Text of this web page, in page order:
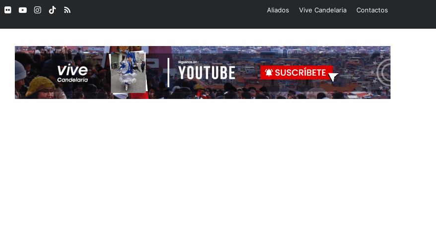
LinkedIn
Flickr YouTubeInstagram
TikTokRSS Aliados Vive Candelaria Contactos